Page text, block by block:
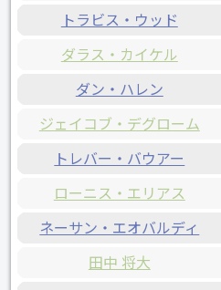
トラビス・ウッド
ダラス・カイケル
ダン・ハレン
ジェイコブ・デグローム
トレバー・バウアー
ローニス・エリアス
ネーサン・エオバルディ
田中 将大